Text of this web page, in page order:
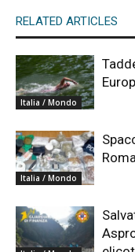
RELATED ARTICLES
Italia / Mondo
Italia / Mondo